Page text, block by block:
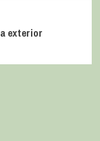
exterior